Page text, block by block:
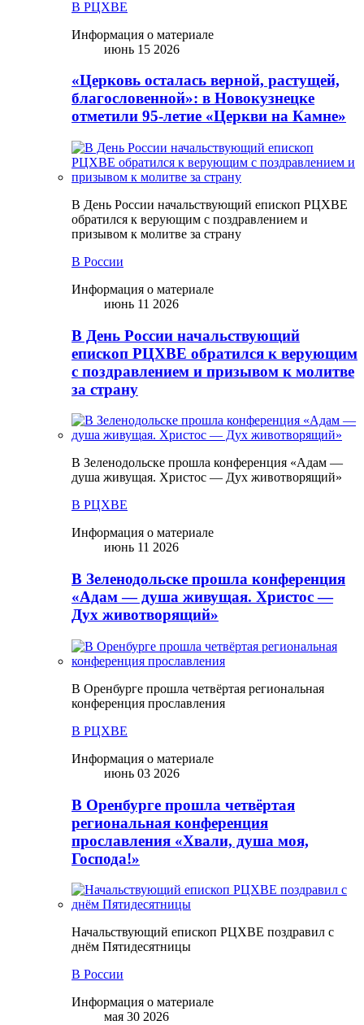
В РЦХВЕ
Информация о материале
июнь 15 2026
«Церковь осталась верной, растущей,
благословенной»: в Новокузнецке
отметили 95-летие «Церкви на Камне»
В День России начальствующий епископ РЦХВЕ
обратился к верующим с поздравлением и
призывом к молитве за страну
В России
Информация о материале
июнь 11 2026
В День России начальствующий
епископ РЦХВЕ обратился к верующим
с поздравлением и призывом к молитве
за страну
В Зеленодольске прошла конференция «Адам —
душа живущая. Христос — Дух животворящий»
В РЦХВЕ
Информация о материале
июнь 11 2026
В Зеленодольске прошла конференция
«Адам — душа живущая. Христос —
Дух животворящий»
В Оренбурге прошла четвёртая региональная
конференция прославления
В РЦХВЕ
Информация о материале
июнь 03 2026
В Оренбурге прошла четвёртая
региональная конференция
прославления «Хвали, душа моя,
Господа!»
Начальствующий епископ РЦХВЕ поздравил с
днём Пятидесятницы
В России
Информация о материале
мая 30 2026